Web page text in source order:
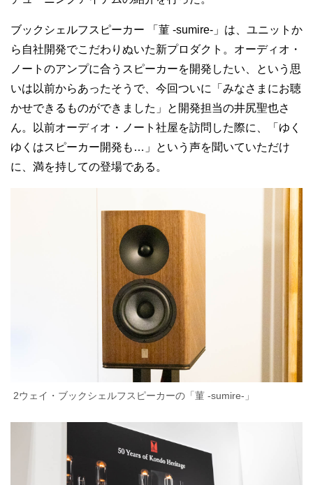
ブックシェルフスピーカー 「菫 -sumire-」は、ユニットか
ら自社開発でこだわりぬいた新プロダクト。オーディオ・
ノートのアンプに合うスピーカーを開発したい、という思
いは以前からあったそうで、今回ついに「みなさまにお聴
かせできるものができました」と開発担当の井尻聖也さ
ん。以前オーディオ・ノート社屋を訪問した際に、「ゆく
ゆくはスピーカー開発も…」という声を聞いていただけ
に、満を持しての登場である。
2ウェイ・ブックシェルフスピーカーの「菫 -sumire-」